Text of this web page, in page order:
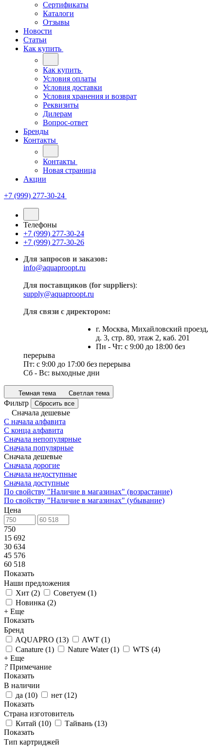
Сертификаты
Каталоги
Отзывы
Новости
Статьи
Как купить
Как купить
Условия оплаты
Условия доставки
Условия хранения и возврат
Реквизиты
Дилерам
Вопрос-ответ
Бренды
Контакты
Контакты
Новая страница
Акции
+7 (999) 277-30-24
Телефоны
+7 (999) 277-30-24
+7 (999) 277-30-26
Для запросов и заказов:
info@aquaproopt.ru
Для поставщиков (for suppliers):
supply@aquaproopt.ru
Для связи с директором:
г. Москва, Михайловский проезд,
д. 3, стр. 80, этаж 2, каб. 201
Пн - Чт: с 9:00 до 18:00 без
перерыва
Пт: с 9:00 до 17:00 без перерыва
Сб - Вс: выходные дни
Темная тема Светлая тема
Фильтр Сбросить все
Сначала дешевые
С начала алфавита
С конца алфавита
Сначала непопулярные
Сначала популярные
Сначала дешевые
Сначала дорогие
Сначала недоступные
Сначала доступные
По свойству "Наличие в магазинах" (возрастание)
По свойству "Наличие в магазинах" (убывание)
Цена
750
15 692
30 634
45 576
60 518
Показать
Наши предложения
Хит (2) Советуем (1)
Новинка (2)
+ Еще
Показать
Бренд
AQUAPRO (13) AWT (1)
Canature (1) Nature Water(1) WTS (4)
+ Еще
? Примечание
Показать
В наличии
да (10) нет (12)
Показать
Страна изготовитель
Китай (10) Тайвань (13)
Показать
Тип картриджей